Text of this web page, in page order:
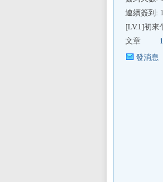
連續簽到:
[LV.1]初來
文章
發消息